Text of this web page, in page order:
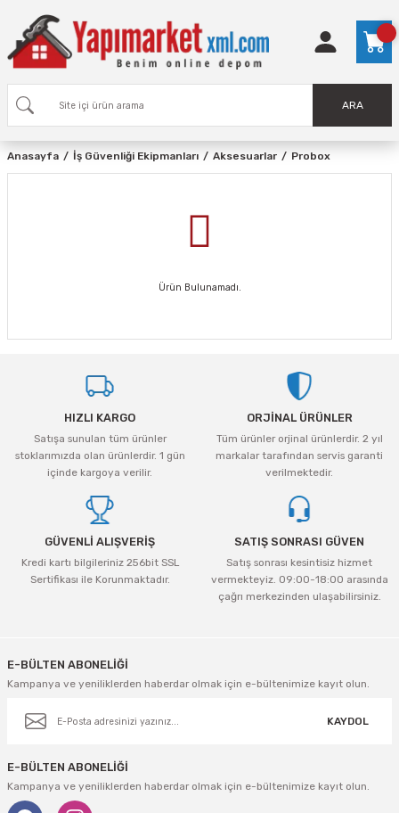
ARA
Anasayfa İş Güvenliği Ekipmanları Aksesuarlar Probox
Ürün Bulunamadı.
HIZLI KARGO
Satışa sunulan tüm ürünler
stoklarımızda olan ürünlerdir. 1 gün
içinde kargoya verilir.
ORJİNAL ÜRÜNLER
Tüm ürünler orjinal ürünlerdir. 2 yıl
markalar tarafından servis garanti
verilmektedir.
GÜVENLİ ALIŞVERİŞ
Kredi kartı bilgileriniz 256bit SSL
Sertifikası ile Korunmaktadır.
SATIŞ SONRASI GÜVEN
Satış sonrası kesintisiz hizmet
vermekteyiz. 09:00-18:00 arasında
çağrı merkezinden ulaşabilirsiniz.
E-BÜLTEN ABONELİĞİ
Kampanya ve yeniliklerden haberdar olmak için e-bültenimize kayıt olun.
KAYDOL
E-BÜLTEN ABONELİĞİ
Kampanya ve yeniliklerden haberdar olmak için e-bültenimize kayıt olun.